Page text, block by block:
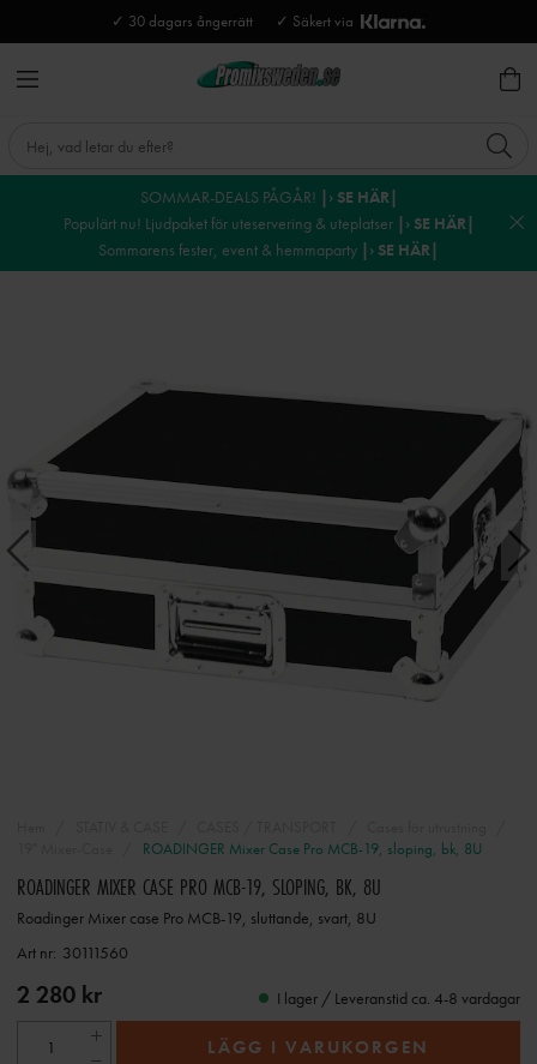
✓ 30 dagars ångerrätt ✓ Säkert via
SOMMAR-DEALS PÅGÅR! |› SE HÄR|
Populärt nu! Ljudpaket för uteservering & uteplatser |› SE HÄR|
Sommarens fester, event & hemmaparty |› SE HÄR|
ROADINGER Mixer Case Pro MCB-19, sloping, bk, 8U
ROADINGER MIXER CASE PRO MCB-19, SLOPING, BK, 8U
Roadinger Mixer case Pro MCB-19, sluttande, svart, 8U
Art nr: 30111560
2 280 kr I lager / Leveranstid ca. 4-8 vardagar
LÄGG I VARUKORGEN